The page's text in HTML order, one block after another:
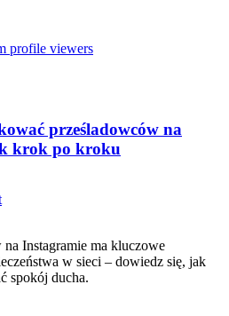
prześladowców na
krok po kroku
Instagramie ma kluczowe
w sieci – dowiedz się, jak
spokój ducha.